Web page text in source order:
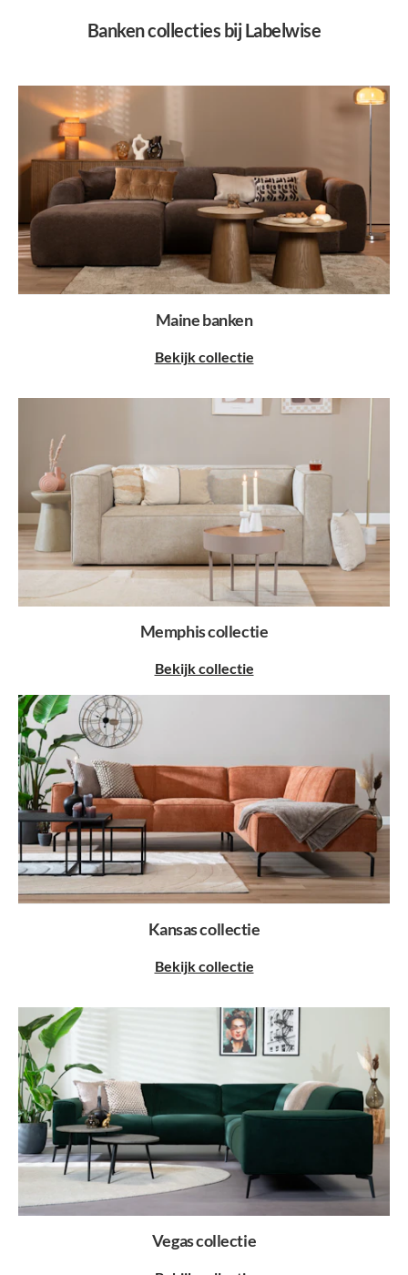
Banken collecties bij Labelwise
Maine banken
Bekijk collectie
Memphis collectie
Bekijk collectie
Kansas collectie
Bekijk collectie
Vegas collectie